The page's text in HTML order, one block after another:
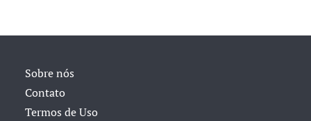
Sobre nós
Contato
Termos de Uso